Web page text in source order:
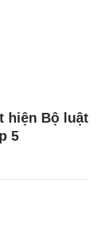
hiện Bộ luật
5